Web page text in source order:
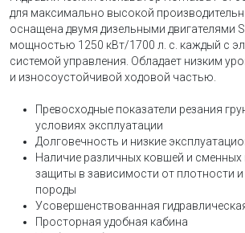
для максимально высокой
оснащена двумя дизельными двигателями
мощностью 1250 кВт/1700 л. с. каждый с
системой управления. Обладает низким
и износоустойчивой ходовой частью.
Превосходные показатели резания
условиях эксплуатации
Долговечность и низкие
Наличие различных ковшей и сменных
защиты в зависимости от плотности
породы
Усовершенствованная
Просторная удобная кабина